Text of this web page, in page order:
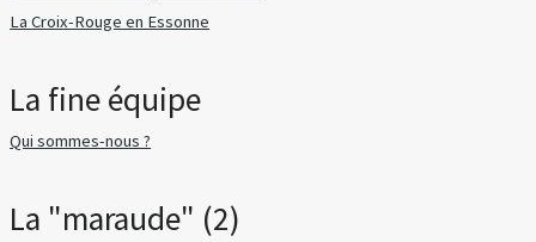
La Croix-Rouge en Essonne
La fine équipe
Qui sommes-nous ?
La "maraude" (2)